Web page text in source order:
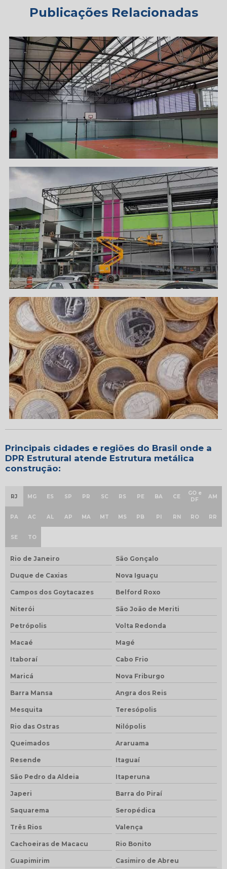
Publicações Relacionadas
Principais cidades e regiões do Brasil onde a
DPR Estrutural atende Estrutura metálica
construção:
RJ MG ES SP PR SC RS PE BA CE
GO e
DF
AM
PA AC AL AP MA MT MS PB PI RN RO RR
SE TO
Rio de Janeiro São Gonçalo
Duque de Caxias Nova Iguaçu
Campos dos Goytacazes Belford Roxo
Niterói São João de Meriti
Petrópolis Volta Redonda
Macaé Magé
Itaboraí Cabo Frio
Maricá Nova Friburgo
Barra Mansa Angra dos Reis
Mesquita Teresópolis
Rio das Ostras Nilópolis
Queimados Araruama
Resende Itaguaí
São Pedro da Aldeia Itaperuna
Japeri Barra do Piraí
Saquarema Seropédica
Três Rios Valença
Cachoeiras de Macacu Rio Bonito
Guapimirim Casimiro de Abreu